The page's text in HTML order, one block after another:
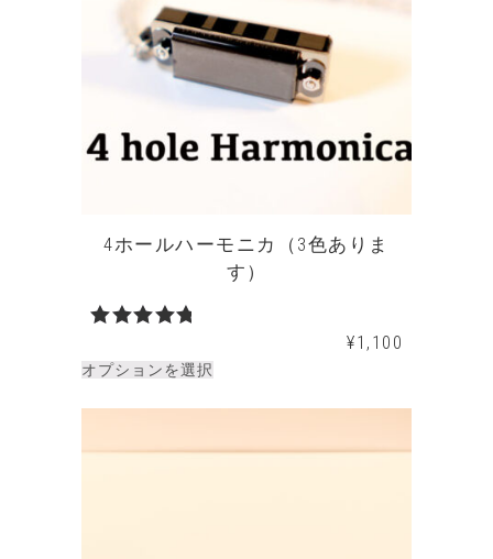
4ホールハーモニカ（3色ありま
す）
5.00の評
価
¥1,100
オプションを選択